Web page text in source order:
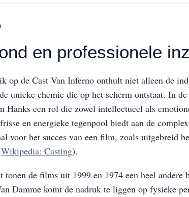
en professionele
op de Cast Van Inferno onthult niet alleen de
unieke chemie die op het scherm ontstaat. In
Hanks een rol die zowel intellectueel als
en energieke tegenpool biedt aan de
voor het succes van een film, zoals uitgebreid
Wikipedia: Casting).
tonen de films uit 1999 en 1974 een heel andere
Damme komt de nadruk te liggen op fysieke